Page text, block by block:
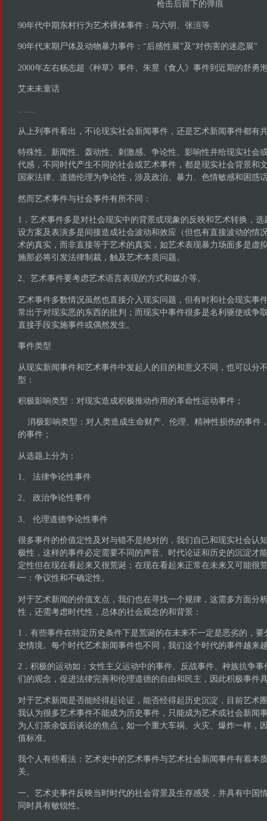
枪击后留下的弹痕
90年代中期东村行为艺术裸体事件：马六明、张洹等
90年代末期尸体及动物暴力事件：“后感性展”及“对伤害的迷恋展”
2000年左右杨志超《种草》事件、朱昱《食人》事件到近期的舒勇
艾未未童话
……
从上列事件看出，不论现实社会新闻事件，还是艺术新闻事件都有
特殊性、新闻性、轰动性、刺激感、争论性、影响性并给现实社会
代感，不同时代产生不同的社会或艺术事件，都是现实社会背景和
国家法律、道德伦理为争论性，涉及政治、暴力、色情敏感和困惑
然而艺术事件与社会事件有所不同：
1．艺术事件多是对社会现实中的背景或现象的反映和艺术转换，
设方案及表演多是间接造成社会波动和效应（但也有直接波动的情
术的真实，而非直接等于艺术的真实，如艺术表现暴力场面多是虚
施那必将引发法律制裁，触及艺术本质问题。
2、艺术事件要考虑艺术语言表现的方式和媒介等。
艺术事件多数情况虽然也直接介入现实问题，但有时和社会现实事
常出于对现实恶的东西的批判；而现实中事件很多是名利驱使或争
直接手段实施事件或偶然发生。
事件类型
从现实新闻事件和艺术事件中发起人的目的和意义不同，也可以分
型：
积极影响类型：对现实造成积极推动作用的革命性运动事件；
消极影响类型：对人类造成生命财产、伦理、精神性损伤的事件
的事件；
从选题上分为：
1、 法律争论性事件
2、 政治争论性事件
3、 伦理道德争论性事件
很多事件的价值定性及对与错不是绝对的，我们自己和现实社会认
极性，这样的事件必定需要不同的声音、时代论证和历史的沉淀才
定性但在现在看起来又很荒诞；在现在看起来正常在未来又可能很
一：争议性和不确定性。
对于艺术新闻的价值支点，我们也在寻找一个规律，这需多方面分
性，还需考虑时代性，总体的社会观念的和背景：
1．有些事件在特定历史条件下是荒诞的在未来不一定是恶劣的，
史情境。每个时代艺术新闻事件也不同，我们这个时代的事件越来
2．积极的运动如：女性主义运动中的事件、反战事件、种族抗争
们的观念，促进法律完善和伦理道德的自由和民主，因此积极事件
对于艺术新闻是否能经得起论证，能否经得起历史沉淀，目前艺术
我认为很多艺术事件不能成为历史事件，只能成为艺术或社会新闻
为人们茶余饭后谈论的焦点，如一个重大车祸、火灾、爆炸一样，
值标准。
我个人有些看法：艺术史中的艺术事件与艺术社会新闻事件有着本
关。
一、艺术史事件反映当时时代的社会背景及生存感受，并具有中国
同时具有敏锐性。